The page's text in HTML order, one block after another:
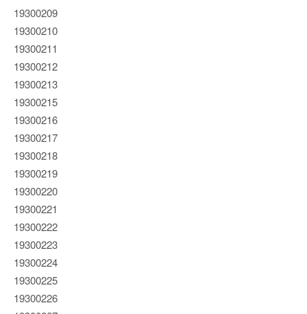
19300209
19300210
19300211
19300212
19300213
19300215
19300216
19300217
19300218
19300219
19300220
19300221
19300222
19300223
19300224
19300225
19300226